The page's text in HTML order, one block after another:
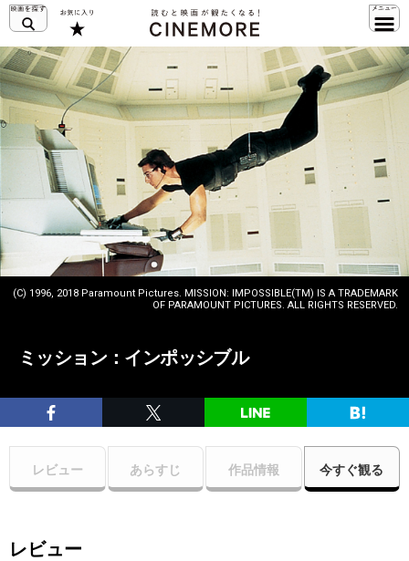
(C) 1996, 2018 Paramount Pictures. MISSION: IMPOSSIBLE(TM) IS A TRADEMARK
OF PARAMOUNT PICTURES. ALL RIGHTS RESERVED.
ミッション：インポッシブル
レビュー あらすじ 作品情報 今すぐ観る
レビュー